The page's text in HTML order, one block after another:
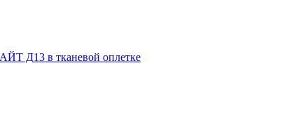
Д13 в тканевой оплетке